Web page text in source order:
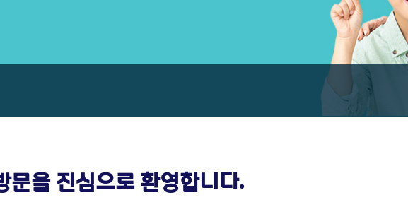
문을 진심으로 환영합니다.